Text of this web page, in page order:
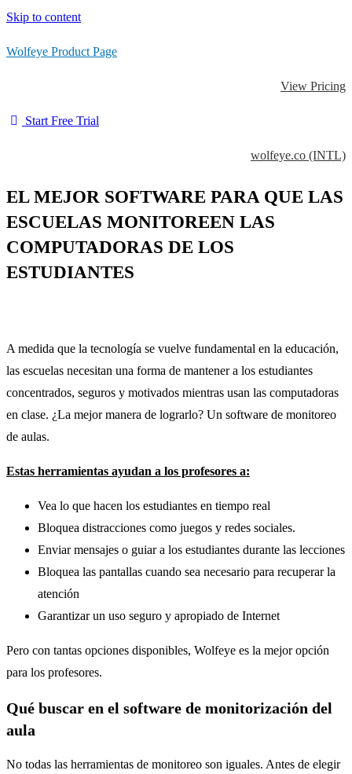
Skip to content
Wolfeye Product Page
View Pricing
Start Free Trial
wolfeye.co (INTL)
EL MEJOR SOFTWARE PARA QUE LAS
ESCUELAS MONITOREEN LAS
COMPUTADORAS DE LOS
ESTUDIANTES
A medida que la tecnología se vuelve fundamental en la educación,
las escuelas necesitan una forma de mantener a los estudiantes
concentrados, seguros y motivados mientras usan las computadoras
en clase. ¿La mejor manera de lograrlo? Un software de monitoreo
de aulas.
Estas herramientas ayudan a los profesores a:
Vea lo que hacen los estudiantes en tiempo real
Bloquea distracciones como juegos y redes sociales.
Enviar mensajes o guiar a los estudiantes durante las lecciones
Bloquea las pantallas cuando sea necesario para recuperar la
atención
Garantizar un uso seguro y apropiado de Internet
Pero con tantas opciones disponibles, Wolfeye es la mejor opción
para los profesores.
Qué buscar en el software de monitorización del
aula
No todas las herramientas de monitoreo son iguales. Antes de elegir